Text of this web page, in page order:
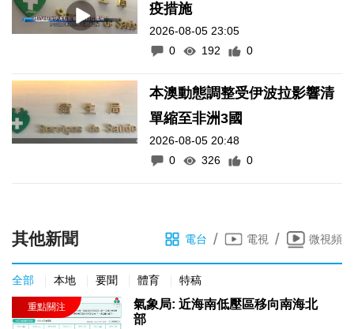
疫措施
2026-08-05 23:05
0
192 0
本澳動態調整受伊波拉影響清
單縮至非洲3國
2026-08-05 20:48
0
326 0
其他新聞 電台 / 電視 / 微視頻
全部 本地 要聞 體育 特稿
氣象局: 近海南低壓區移向南海北
部